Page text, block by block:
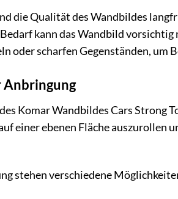
die Qualität des Wandbildes
kann das Wandbild
oder scharfen Gegenständen, um
Anbringung
Komar Wandbildes Cars Strong
einer ebenen Fläche auszurollen
stehen verschiedene